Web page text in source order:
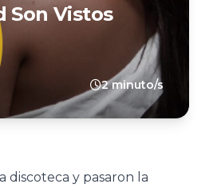
Son Vistos
2 minuto/s
discoteca y pasaron la